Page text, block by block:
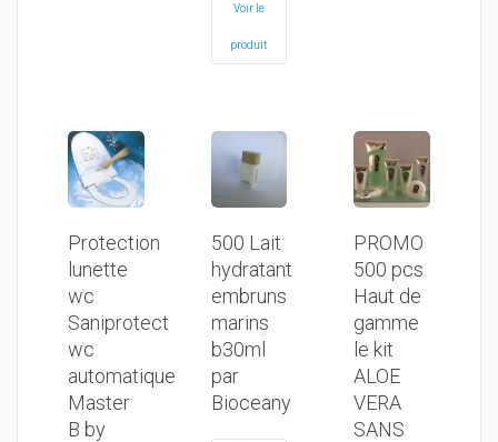
Voir le
produit
Protection
lunette
wc
Saniprotect
wc
automatique
Master
B by
500 Lait
hydratant
embruns
marins
b30ml
par
Bioceany
PROMO
500 pcs
Haut de
gamme
le kit
ALOE
VERA
SANS